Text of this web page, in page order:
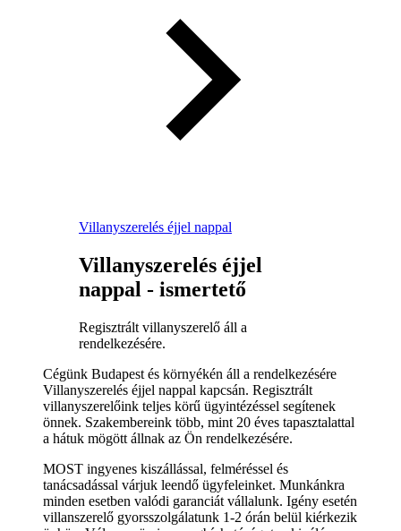
Villanyszerelés éjjel nappal
Villanyszerelés éjjel
nappal - ismertető
Regisztrált villanyszerelő áll a
rendelkezésére.
Cégünk Budapest és környékén áll a rendelkezésére
Villanyszerelés éjjel nappal kapcsán. Regisztrált
villanyszerelőink teljes körű ügyintézéssel segítenek
önnek. Szakembereink több, mint 20 éves tapasztalattal
a hátuk mögött állnak az Ön rendelkezésére.
MOST ingyenes kiszállással, felméréssel és
tanácsadással várjuk leendő ügyfeleinket. Munkánkra
minden esetben valódi garanciát vállalunk. Igény esetén
villanszerelő gyorsszolgálatunk 1-2 órán belül kiérkezik